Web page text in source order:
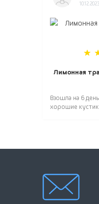
10.12.2023
Лимонная
Взошла на 6
хорошие